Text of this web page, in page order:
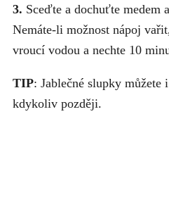
3. Sceďte a dochuťte medem
Nemáte-li možnost nápoj
vroucí vodou a nechte 10
TIP: Jablečné slupky můžete
kdykoliv později.